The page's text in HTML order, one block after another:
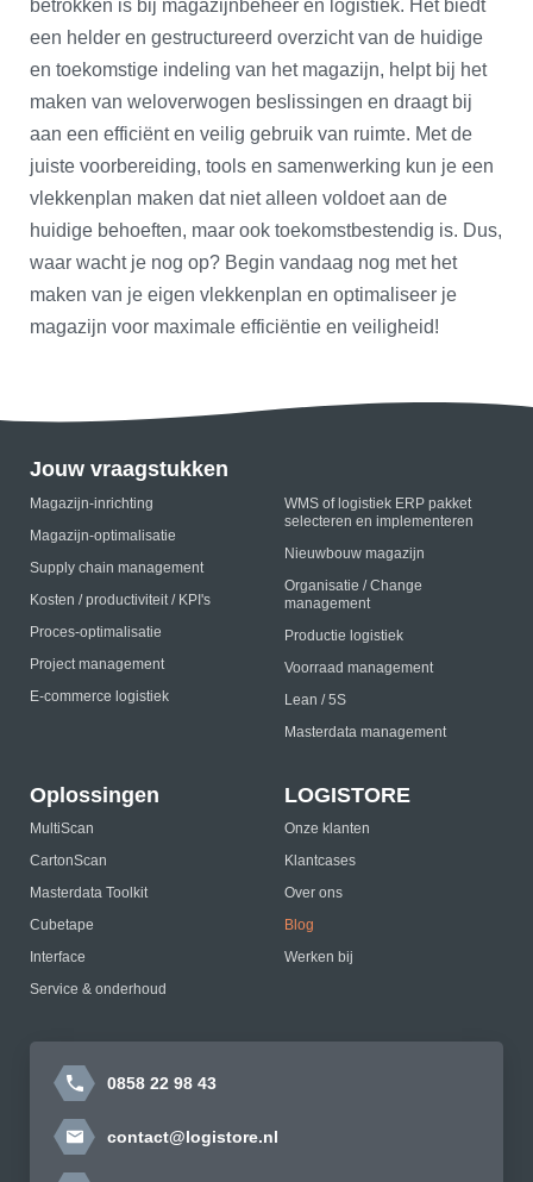
betrokken is bij magazijnbeheer en logistiek. Het biedt
een helder en gestructureerd overzicht van de huidige
en toekomstige indeling van het magazijn, helpt bij het
maken van weloverwogen beslissingen en draagt bij
aan een efficiënt en veilig gebruik van ruimte. Met de
juiste voorbereiding, tools en samenwerking kun je een
vlekkenplan maken dat niet alleen voldoet aan de
huidige behoeften, maar ook toekomstbestendig is. Dus,
waar wacht je nog op? Begin vandaag nog met het
maken van je eigen vlekkenplan en optimaliseer je
magazijn voor maximale efficiëntie en veiligheid!
Jouw vraagstukken
Magazijn-inrichting
Magazijn-optimalisatie
Supply chain management
Kosten / productiviteit / KPI's
Proces-optimalisatie
Project management
E-commerce logistiek
WMS of logistiek ERP pakket
selecteren en implementeren
Nieuwbouw magazijn
Organisatie / Change
management
Productie logistiek
Voorraad management
Lean / 5S
Masterdata management
Oplossingen
MultiScan
CartonScan
Masterdata Toolkit
Cubetape
Interface
Service & onderhoud
LOGISTORE
Onze klanten
Klantcases
Over ons
Blog
Werken bij
0858 22 98 43
contact@logistore.nl